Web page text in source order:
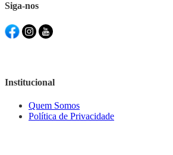
Siga-nos
Institucional
Quem Somos
Política de Privacidade